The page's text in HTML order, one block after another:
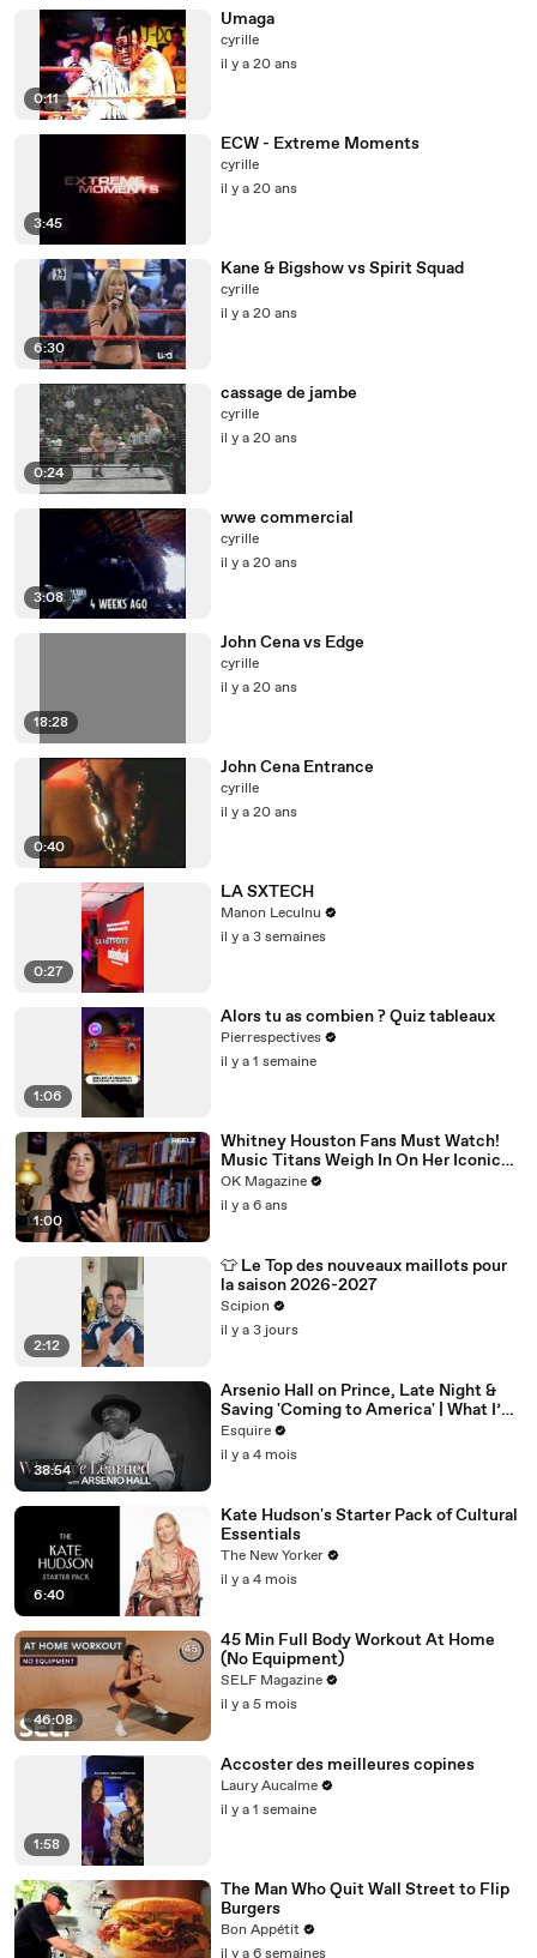
0:11
Umaga
cyrille
il y a 20 ans
3:45
ECW - Extreme Moments
cyrille
il y a 20 ans
6:30
Kane & Bigshow vs Spirit Squad
cyrille
il y a 20 ans
0:24
cassage de jambe
cyrille
il y a 20 ans
3:08
wwe commercial
cyrille
il y a 20 ans
18:28
John Cena vs Edge
cyrille
il y a 20 ans
0:40
John Cena Entrance
cyrille
il y a 20 ans
0:27
LA SXTECH
Manon Leculnu
il y a 3 semaines
1:06
Alors tu as combien ? Quiz tableaux
Pierrespectives
il y a 1 semaine
1:00
Whitney Houston Fans Must Watch!
Music Titans Weigh In On Her Iconic
Hits In REELZ Doc
OK Magazine
il y a 6 ans
2:12
👕 Le Top des nouveaux maillots pour
la saison 2026-2027
Scipion
il y a 3 jours
38:54
Arsenio Hall on Prince, Late Night &
Saving 'Coming to America' | What I’ve
Learned | Esquire
Esquire
il y a 4 mois
6:40
Kate Hudson's Starter Pack of Cultural
Essentials
The New Yorker
il y a 4 mois
46:08
45 Min Full Body Workout At Home
(No Equipment)
SELF Magazine
il y a 5 mois
1:58
Accoster des meilleures copines
Laury Aucalme
il y a 1 semaine
The Man Who Quit Wall Street to Flip
Burgers
Bon Appétit